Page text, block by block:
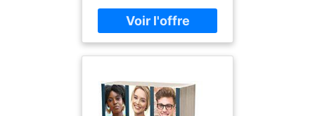
d'entreprise, medium :
paperback,
numberOfPages : 120,
CARDONNE, languages :
french